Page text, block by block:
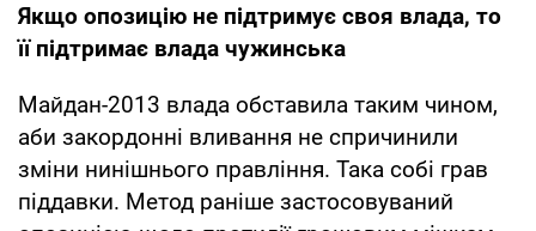
Якщо опозицію не підтримує своя влада, то
її підтримає влада чужинська
Майдан-2013 влада обставила таким чином,
аби закордонні вливання не спричинили
зміни нинішнього правління. Така собі грав
піддавки. Метод раніше застосовуваний